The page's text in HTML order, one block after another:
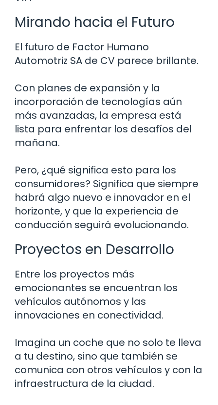
Mirando hacia el Futuro
El futuro de Factor Humano
Automotriz SA de CV parece brillante.
Con planes de expansión y la
incorporación de tecnologías aún
más avanzadas, la empresa está
lista para enfrentar los desafíos del
mañana.
Pero, ¿qué significa esto para los
consumidores? Significa que siempre
habrá algo nuevo e innovador en el
horizonte, y que la experiencia de
conducción seguirá evolucionando.
Proyectos en Desarrollo
Entre los proyectos más
emocionantes se encuentran los
vehículos autónomos y las
innovaciones en conectividad.
Imagina un coche que no solo te lleva
a tu destino, sino que también se
comunica con otros vehículos y con la
infraestructura de la ciudad.